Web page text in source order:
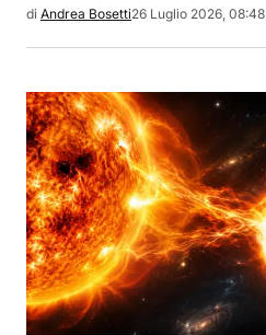
di Andrea Bosetti26 Luglio 2026, 08:48